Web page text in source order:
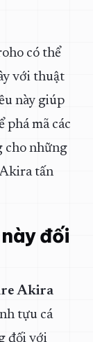
có thể
với thuật
này giúp
phá mã các
cho những
tấn
đối
Akira
tựu cá
đối với